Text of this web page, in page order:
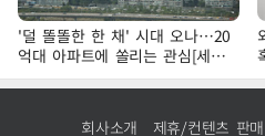
'덜 똘똘한 한 채' 시대 오나…20
억대 아파트에 쏠리는 관심[세제
개편, 그 이후②]
회사소개 제휴/컨텐츠 판매